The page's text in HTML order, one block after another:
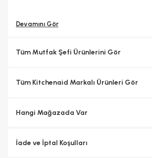
Devamını Gör
Tüm Mutfak Şefi Ürünlerini Gör
Tüm Kitchenaid Markalı Ürünleri Gör
Hangi Mağazada Var
İade ve İptal Koşulları